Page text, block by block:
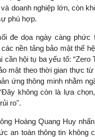
doanh nghiệp lớn, còn
phù hợp.
đe dọa ngày càng phức
nền tảng bảo mật thế
cần hội tụ ba yếu tố:
mật theo thời gian thực
ứng thông minh nhằm
không còn là lựa
ro".
Hoàng Quang Huy
an toàn thông tin không
khởi nghiệp..."